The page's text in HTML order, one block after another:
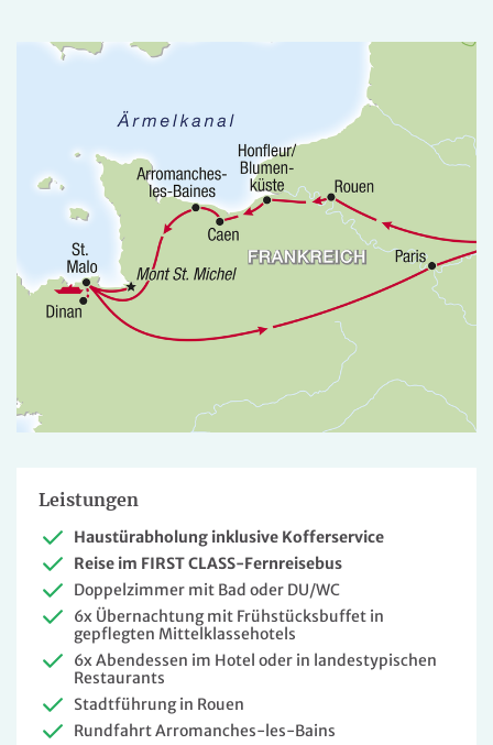
Leistungen
Haustürabholung inklusive Kofferservice
Reise im FIRST CLASS-Fernreisebus
Doppelzimmer mit Bad oder DU/WC
6x Übernachtung mit Frühstücksbuffet in
gepflegten Mittelklassehotels
6x Abendessen im Hotel oder in landestypischen
Restaurants
Stadtführung in Rouen
Rundfahrt Arromanches-les-Bains